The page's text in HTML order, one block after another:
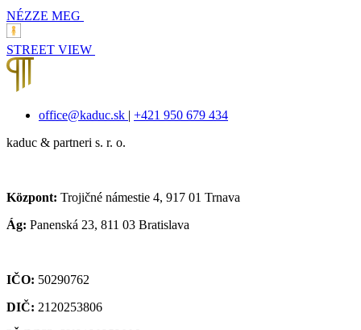
NÉZZE MEG
STREET VIEW
office@kaduc.sk | +421 950 679 434
kaduc & partneri s. r. o.
Központ: Trojičné námestie 4, 917 01 Trnava
Ág: Panenská 23, 811 03 Bratislava
IČO: 50290762
DIČ: 2120253806